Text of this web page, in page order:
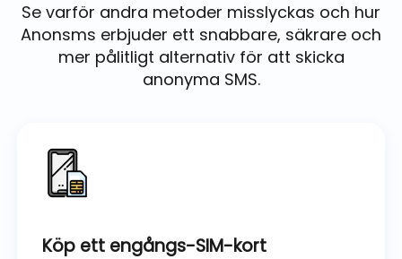
Se varför andra metoder misslyckas och hur
Anonsms erbjuder ett snabbare, säkrare och
mer pålitligt alternativ för att skicka
anonyma SMS.
Köp ett engångs-SIM-kort